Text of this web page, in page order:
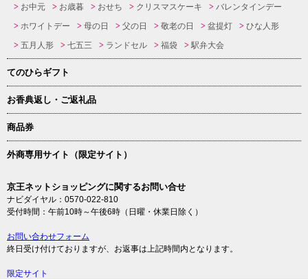
お中元 お歳暮 おせち クリスマスケーキ
バレンタインデー
ホワイトデー
母の日 父の日 敬老の日 盆提灯
ひな人形
五月人形
七五三 ランドセル 福袋 駅弁大会
てのひらギフト
お香典返し・ご返礼品
商品券
外商専用サイト（限定サイト）
京王ネットショッピングに関するお問い合せ
ナビダイヤル：0570-022-810
受付時間：午前10時～午後6時（日曜・休業日除く）
お問い合わせフォーム
終日受け付けておりますが、お返事は上記時間内となります。
限定サイト